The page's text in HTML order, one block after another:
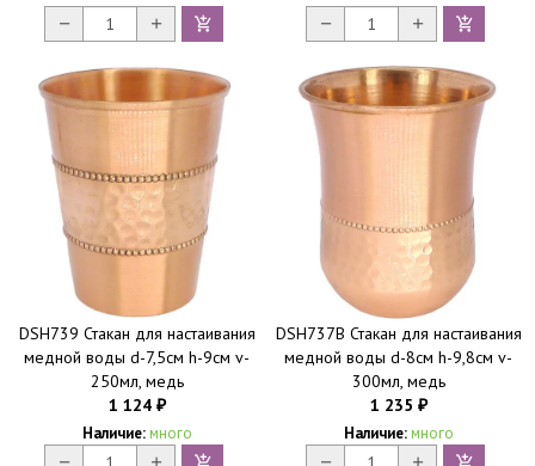
DSH739 Стакан для настаивания
медной воды d-7,5см h-9см v-
250мл, медь
1 124 ₽
Наличие: много
DSH737B Стакан для настаивания
медной воды d-8см h-9,8см v-
300мл, медь
1 235 ₽
Наличие: много